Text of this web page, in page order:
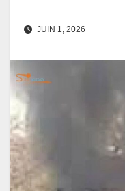
JUIN 1, 2026